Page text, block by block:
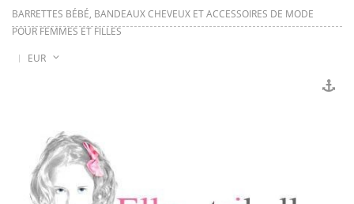
BARRETTES BÉBÉ, BANDEAUX CHEVEUX ET ACCESSOIRES DE MODE
POUR FEMMES ET FILLES
EUR